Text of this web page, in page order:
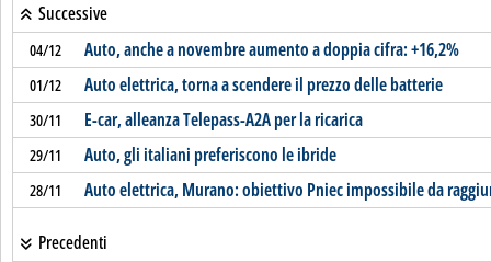
Successive
04/12 Auto, anche a novembre aumento a doppia cifra: +16,2%
01/12 Auto elettrica, torna a scendere il prezzo delle batterie
30/11 E-car, alleanza Telepass-A2A per la ricarica
29/11 Auto, gli italiani preferiscono le ibride
28/11 Auto elettrica, Murano: obiettivo Pniec impossibile da
Precedenti